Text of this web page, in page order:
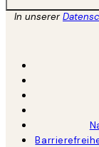
In unserer